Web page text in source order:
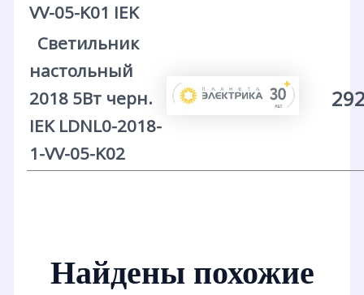
VV-05-K01 IEK
Светильник
настольный
2018 5Вт черн.
IEK LDNL0-2018-
1-VV-05-K02
Найдены похожие